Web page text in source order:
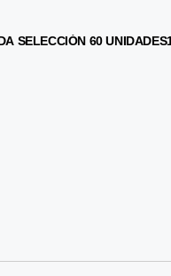
SELECCIÓN 60